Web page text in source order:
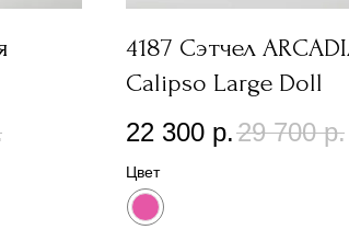
4187 Сэтчел
Calipso Large Doll
22 300 р.29 700 р.
Цвет